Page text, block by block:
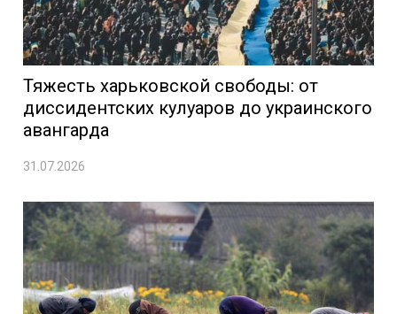
Тяжесть харьковской свободы: от
диссидентских кулуаров до украинского
авангарда
31.07.2026